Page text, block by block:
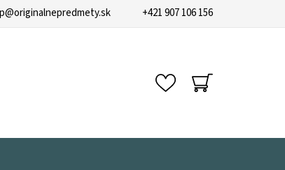
@originalnepredmety.sk +421 907 106 156
NÁKUPNÝ
KOŠÍK